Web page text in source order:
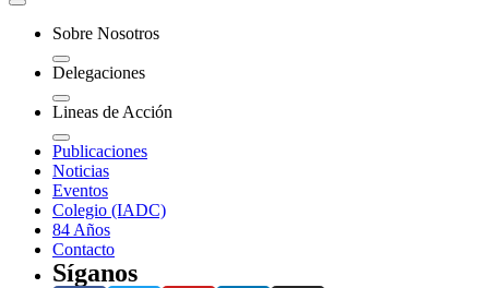
Sobre Nosotros
Delegaciones
Lineas de Acción
Publicaciones
Noticias
Eventos
Colegio (IADC)
84 Años
Contacto
Síganos